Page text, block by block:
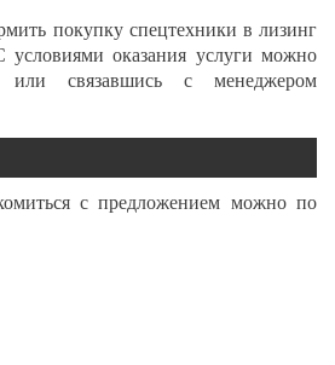
покупку спецтехники в лизинг
оказания услуги можно
или связавшись с менеджером
с предложением можно по